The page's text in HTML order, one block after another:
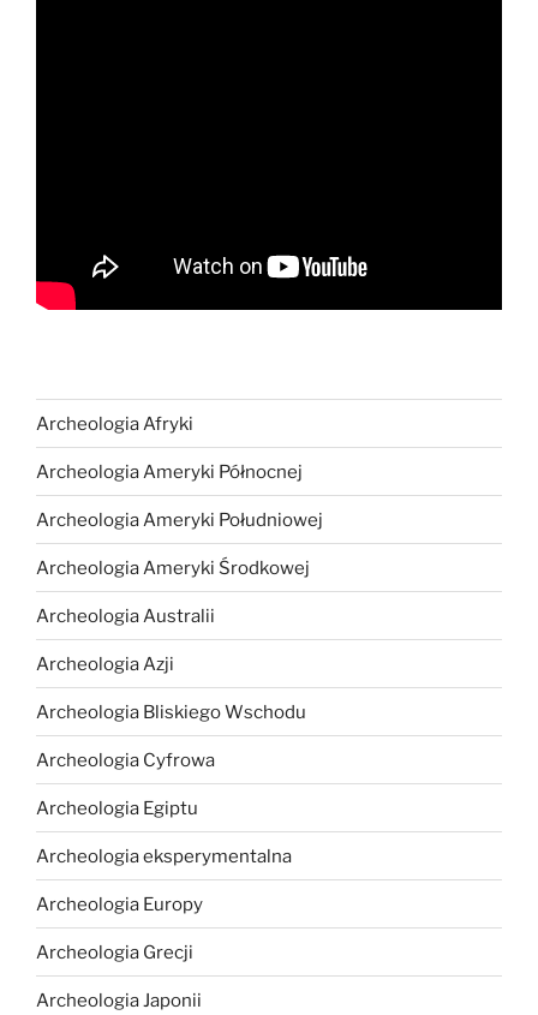
Archeologia Afryki
Archeologia Ameryki Północnej
Archeologia Ameryki Południowej
Archeologia Ameryki Środkowej
Archeologia Australii
Archeologia Azji
Archeologia Bliskiego Wschodu
Archeologia Cyfrowa
Archeologia Egiptu
Archeologia eksperymentalna
Archeologia Europy
Archeologia Grecji
Archeologia Japonii